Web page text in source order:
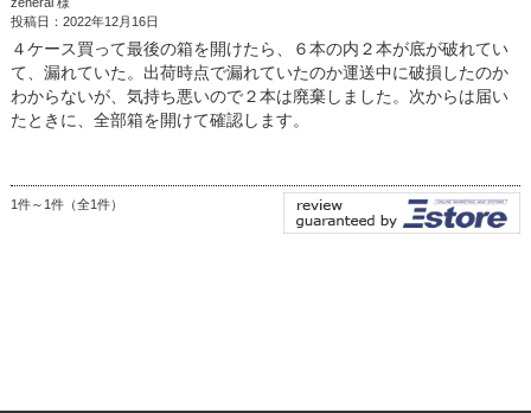
投稿日：2022年12月16日
４ケース買って最後の箱を開けたら、６本の内２本が底が破れてい
て、漏れていた。出荷時点で漏れていたのか運送中に破損したのか
わからないが、気持ち悪いので２本は廃棄しました。次からは届い
たときに、全部箱を開けて確認します。
1件～1件（全1件）